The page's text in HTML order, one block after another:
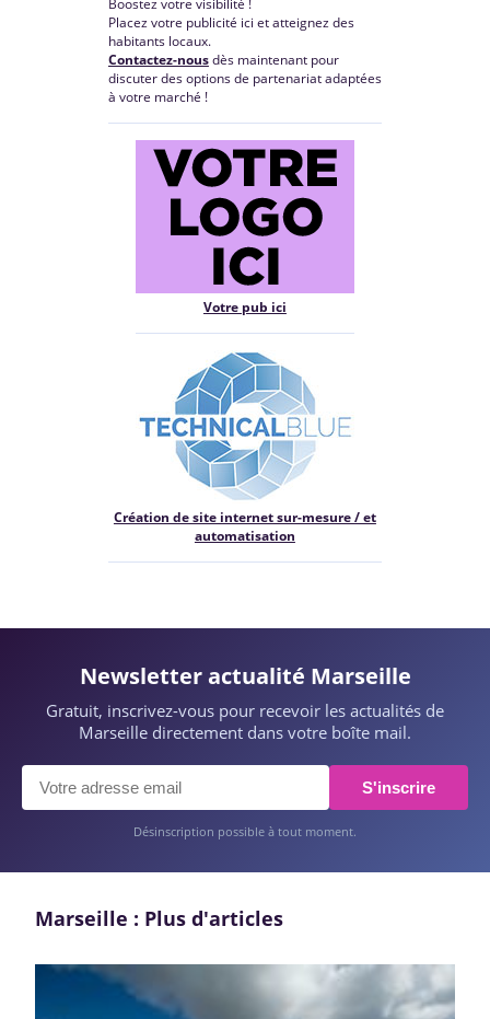
Boostez votre visibilité !
Placez votre publicité ici et atteignez des
habitants locaux.
Contactez-nousdès maintenant pour
discuter des options de partenariat adaptées
à votre marché !
Votre pub ici
Création de site internet sur-mesure / et
automatisation
Newsletter actualité Marseille
Gratuit, inscrivez-vous pour recevoir les actualités de
Marseille directement dans votre boîte mail.
S'inscrire
Désinscription possible à tout moment.
Marseille : Plus d'articles